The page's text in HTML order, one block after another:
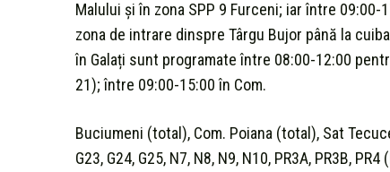
Malului și în zona SPP 9 Furceni; iar între
zona de intrare dinspre Târgu Bujor până la
în Galați sunt programate între 08:00-12:00
21); între 09:00-15:00 în Com.
Buciumeni (total), Com. Poiana (total), Sat
G23, G24, G25, N7, N8, N9, N10, PR3A, PR3B,